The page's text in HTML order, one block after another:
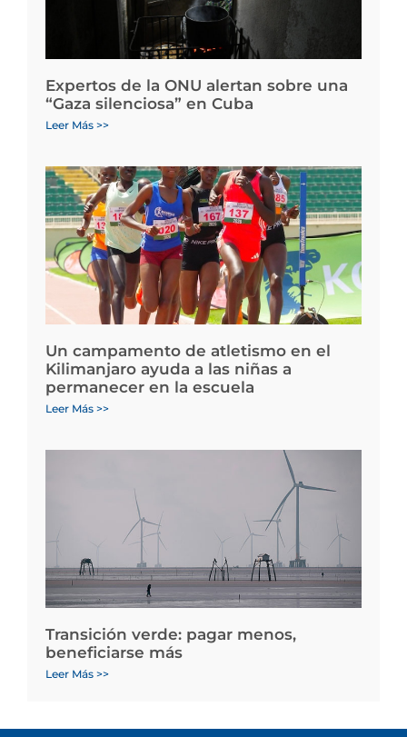
Expertos de la ONU alertan sobre una
“Gaza silenciosa” en Cuba
Leer Más >>
Un campamento de atletismo en el
Kilimanjaro ayuda a las niñas a
permanecer en la escuela
Leer Más >>
Transición verde: pagar menos,
beneficiarse más
Leer Más >>